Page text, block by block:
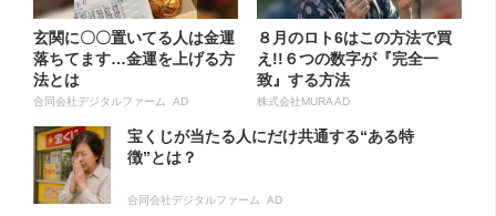
玄関に〇〇置いてる人は金運
落ちてます…金運を上げる方
法とは
合同会社デジタルファーム AD
８月のロト6はこの方法で買
え!!６つの数字が『完全一
致』する方法
株式会社MURA AD
宝くじが当たる人にだけ共通する“ある特
徴”とは？
合同会社デジタルファーム AD